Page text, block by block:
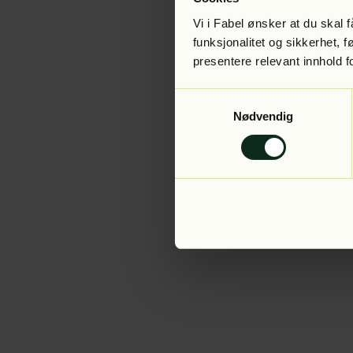
Vi i Fabel ønsker at du skal
funksjonalitet og sikkerhet,
presentere relevant innhold
Nødvendig
Application